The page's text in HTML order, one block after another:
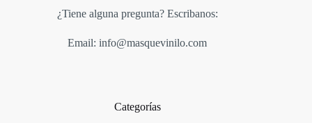
¿Tiene alguna pregunta? Escribanos:
Email: info@masquevinilo.com
Categorías